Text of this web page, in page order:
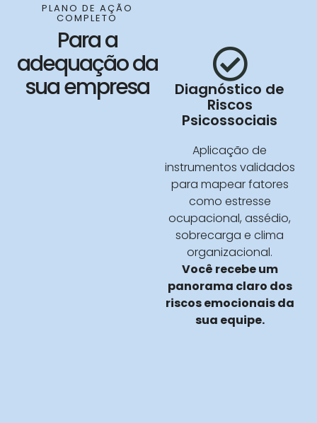
PLANO DE AÇÃO
COMPLETO
Para a
adequação da
sua empresa Diagnóstico de
Riscos
Psicossociais
Aplicação de
instrumentos validados
para mapear fatores
como estresse
ocupacional, assédio,
sobrecarga e clima
organizacional.
Você recebe um
panorama claro dos
riscos emocionais da
sua equipe.